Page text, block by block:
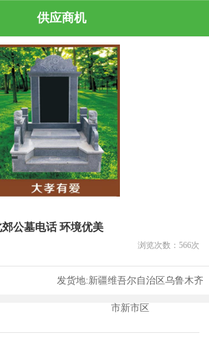
供应商机
公墓电话 环境优美
浏览次数： 566次
发货地:新疆维吾尔自治区乌鲁木齐
市新市区